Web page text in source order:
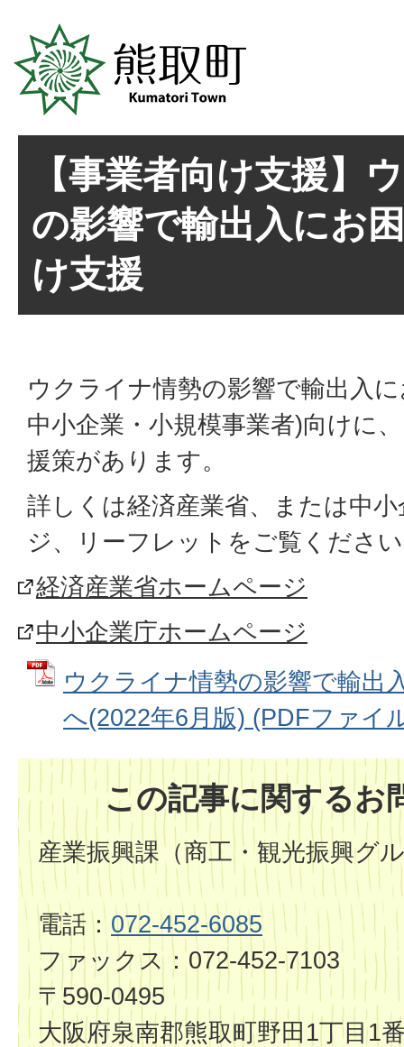
【事業者向け支援】
の影響で輸出入にお
け支援
ウクライナ情勢の影響で輸出入
中小企業・小規模事業者)向けに
援策があります。
詳しくは経済産業省、または中
ジ、リーフレットをご覧くださ
経済産業省ホームページ
中小企業庁ホームページ
ウクライナ情勢の影響で輸出
へ(2022年6月版) (PDFファイ
この記事に関するお
産業振興課（商工・観光振興グ
電話： 072-452-6085
ファックス：072-452-7103
〒590-0495
大阪府泉南郡熊取町野田1丁目1